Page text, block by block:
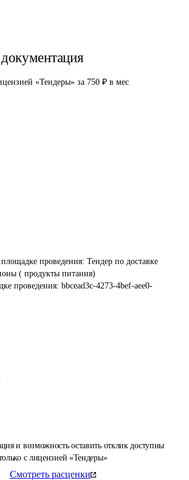
и возможность оставить отклик доступны
с лицензией «Тендеры»
Смотреть расценки
«Тендеры» за 750 ₽ в мес
проведения: Тендер по доставке
( продукты питания)
проведения: bbcead3c-4273-4bef-aee0-